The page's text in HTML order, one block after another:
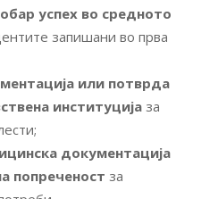
успех во средното
запишани во прва
или потврда
институцијаза
документација
попреченост за